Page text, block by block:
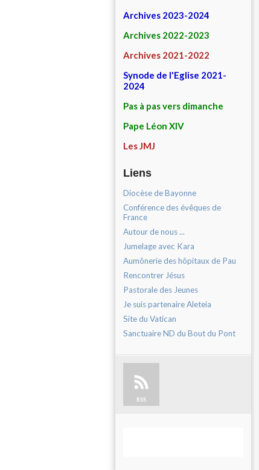
Archives 2023-2024
Archives 2022-2023
Archives 2021-2022
Synode de l'Eglise 2021-
2024
Pas à pas vers dimanche
Pape Léon XIV
Les JMJ
Liens
Diocèse de Bayonne
Conférence des évêques de
France
Autour de nous ...
Jumelage avec Kara
Aumônerie des hôpitaux de Pau
Rencontrer Jésus
Pastorale des Jeunes
Je suis partenaire Aleteia
Site du Vatican
Sanctuaire ND du Bout du Pont
RSS